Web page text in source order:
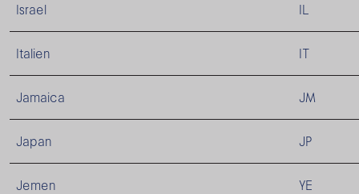
Israel IL
Italien IT
Jamaica JM
Japan JP
Jemen YE